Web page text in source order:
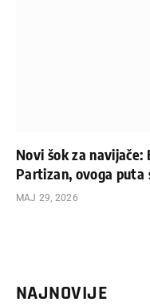
Novi šok za
Partizan, ovoga puta
МАЈ 29, 2026
NAJNOVIJE